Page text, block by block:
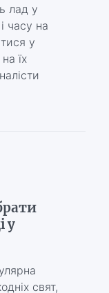
лад у
часу на
у
їх
у
свят,